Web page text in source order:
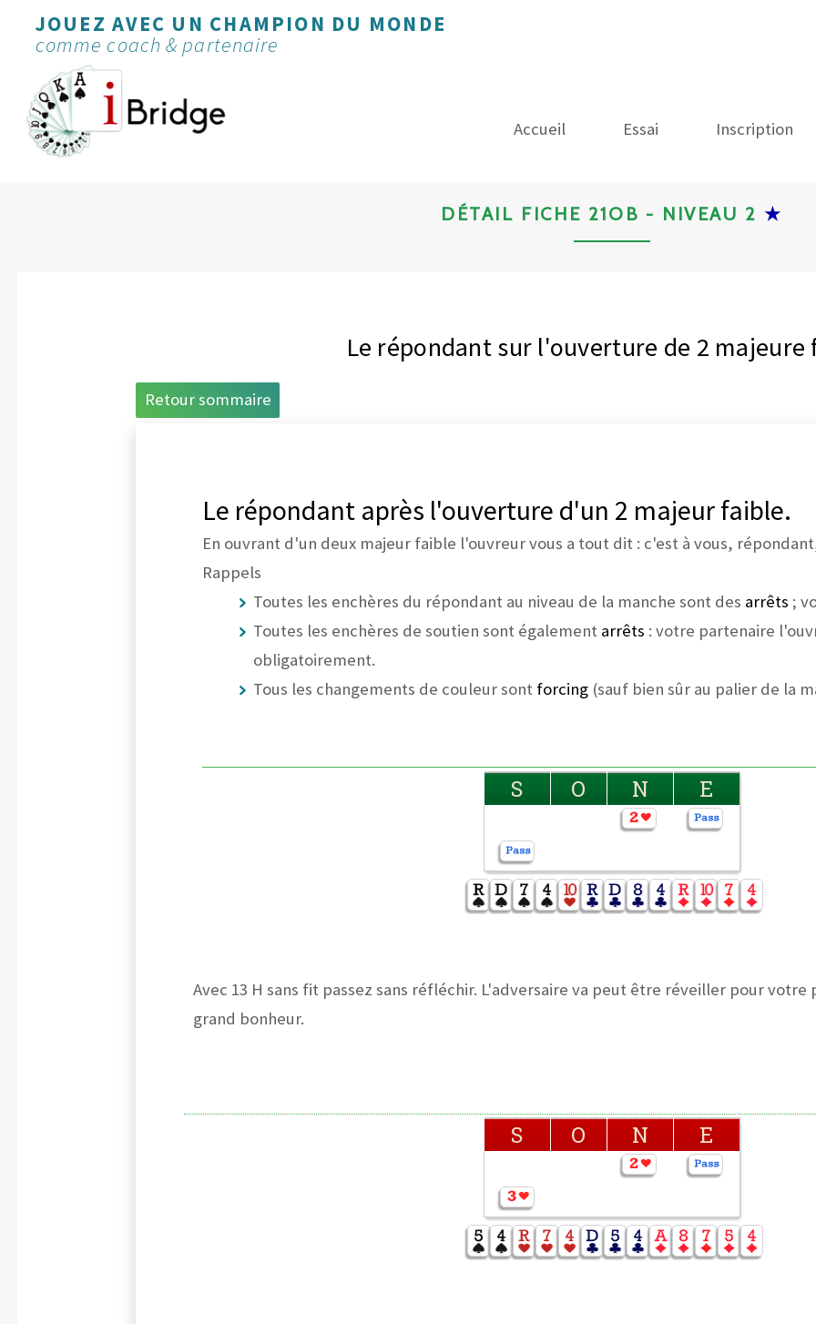
JOUEZ AVEC UN CHAMPION DU MONDE
comme coach & partenaire
Accueil Essai Inscription
DÉTAIL FICHE 21OB - NIVEAU 2★
Le répondant sur l'ouverture de 2 majeure
Retour sommaire
Le répondant après l'ouverture d'un 2 majeur faible.
En ouvrant d'un deux majeur faible l'ouvreur vous a tout dit : c'est à vous,
Rappels
Toutes les enchères du répondant au niveau de la manche sont des arrêts ;
Toutes les enchères de soutien sont également arrêts : votre partenaire
obligatoirement.
Tous les changements de couleur sont forcing(sauf bien sûr au palier de la
S O N E
Avec 13 H sans fit passez sans réfléchir. L'adversaire va peut être réveiller pour votre
grand bonheur.
S O N E